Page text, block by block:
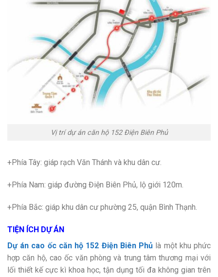
Vị trí dự án căn hộ 152 Điện Biên Phủ
+Phía Tây: giáp rạch Văn Thánh và khu dân cư.
+Phía Nam: giáp đường Điện Biên Phủ, lộ giới 120m.
+Phía Bắc: giáp khu dân cư phường 25, quận Bình Thạnh.
TIỆN ÍCH DỰ ÁN
Dự án cao ốc căn hộ 152 Điện Biên Phủ là một khu phức
hợp căn hộ, cao ốc văn phòng và trung tâm thương mại với
lối thiết kế cực kì khoa học, tận dụng tối đa không gian trên